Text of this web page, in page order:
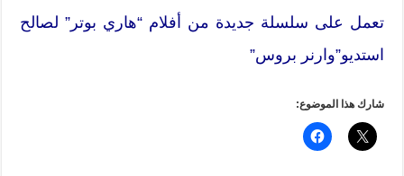
تعمل على سلسلة جديدة من أفلام “هاري بوتر” لصالح
استديو”وارنر بروس”
شارك هذا الموضوع: